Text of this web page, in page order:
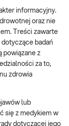
informacyjny.
oraz nie
Treści zawarte
dotyczące badań
powiązane z
za to,
zdrowia
lub
się z medykiem w
dotyczącej jego